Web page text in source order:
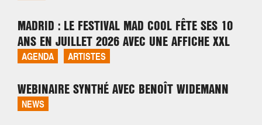
MADRID : LE FESTIVAL MAD COOL FÊTE SES 10
ANS EN JUILLET 2026 AVEC UNE AFFICHE XXL
AGENDA ARTISTES
WEBINAIRE SYNTHÉ AVEC BENOÎT WIDEMANN
NEWS